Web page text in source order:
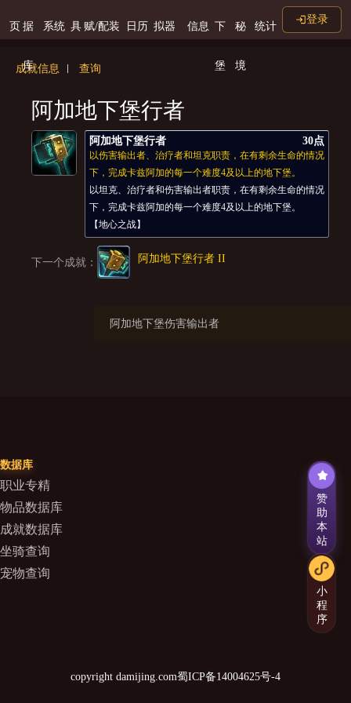
页 据
库
系统 具 赋/配装 日历 拟器 信息 下
堡
秘
境
统计
登录
成就信息 查询
阿加地下堡行者
阿加地下堡行者 30点
以伤害输出者、治疗者和坦克职责，在有剩余生命的情况
下，完成卡兹阿加的每一个难度4及以上的地下堡。
以坦克、治疗者和伤害输出者职责，在有剩余生命的情况
下，完成卡兹阿加的每一个难度4及以上的地下堡。
【地心之战】
下一个成就： 阿加地下堡行者 II
阿加地下堡伤害输出者
数据库
职业专精
物品数据库
成就数据库
坐骑查询
宠物查询
copyright damijing.com蜀ICP备14004625号-4
赞
助
本
站
小
程
序